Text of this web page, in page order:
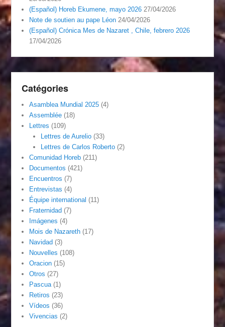
(Español) Horeb Ekumene, mayo 2026 27/04/2026
Note de soutien au pape Léon 24/04/2026
(Español) Crónica Mes de Nazaret , Chile, febrero 2026
17/04/2026
Catégories
Asamblea Mundial 2025 (4)
Assemblée (18)
Lettres (109)
Lettres de Aurelio(33)
Lettres de Carlos Roberto(2)
Comunidad Horeb (211)
Documentos (421)
Encuentros (7)
Entrevistas (4)
Équipe international (11)
Fraternidad (7)
Imágenes (4)
Mois de Nazareth (17)
Navidad (3)
Nouvelles (108)
Oracion (15)
Otros (27)
Pascua (1)
Retiros (23)
Vídeos (36)
Vivencias (2)